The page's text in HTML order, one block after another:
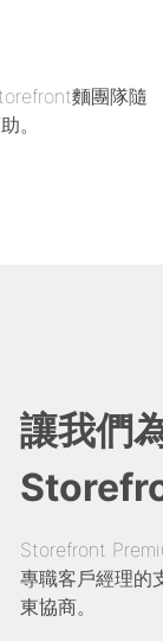
麵團隊隨
。
讓我們
Storefront
專職客戶經理的
東協商。